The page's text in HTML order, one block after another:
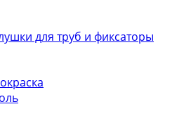
для труб и фиксаторы